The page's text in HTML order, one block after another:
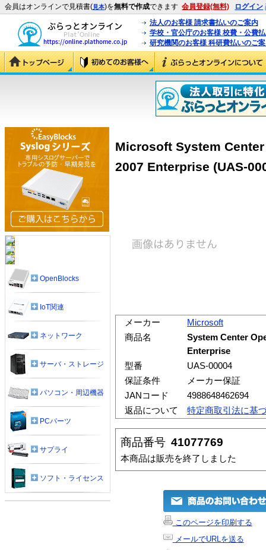
会員はオンラインで見積書(見本)を無料で作成できます 会員登録(無料) ログイン
法人のお客様 請求書払いのご案内
学校・官公庁のお客様 校費・公費
研究機関のお客様 科研費払いのご
Microsoft System
2007 Enterprise (UAS-
メーカー
Microsoft
商品名
System Center
Enterprise
型番
UAS-00004
保証条件
メーカー保証
JANコード
4988648462694
返品について
特定商取引法に基
商品番号 41077769
本商品は販売を終了しました
このページを印刷する
メールでURLを送る
OpenBlocks
IoT関連
ネットワーク
サーバ・ストレージ
パソコン・周辺機器
PCパーツ
サプライ
ソフト・ライセンス